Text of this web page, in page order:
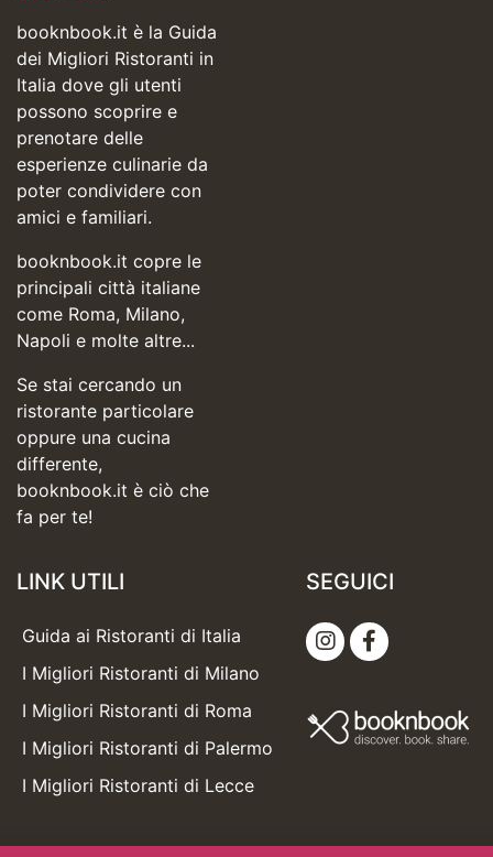
booknbook.it è la Guida
dei Migliori Ristoranti in
Italia dove gli utenti
possono scoprire e
prenotare delle
esperienze culinarie da
poter condividere con
amici e familiari.
booknbook.it copre le
principali città italiane
come Roma, Milano,
Napoli e molte altre...
Se stai cercando un
ristorante particolare
oppure una cucina
differente,
booknbook.it è ciò che
fa per te!
LINK UTILI
Guida ai Ristoranti di Italia
I Migliori Ristoranti di Milano
I Migliori Ristoranti di Roma
I Migliori Ristoranti di Palermo
I Migliori Ristoranti di Lecce
SEGUICI